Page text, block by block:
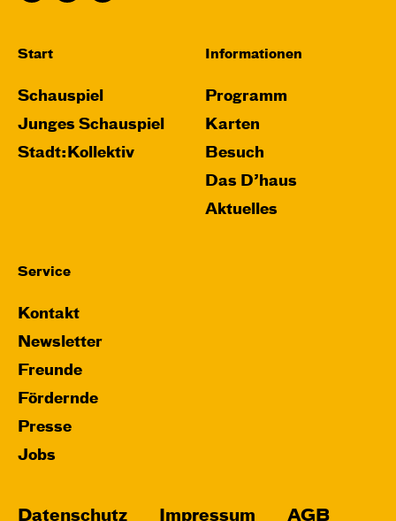
Start
Schauspiel
Junges Schauspiel
Stadt:Kollektiv
Informationen
Programm
Karten
Besuch
Das D’haus
Aktuelles
Service
Kontakt
Newsletter
Freunde
Fördernde
Presse
Jobs
Datenschutz Impressum AGB